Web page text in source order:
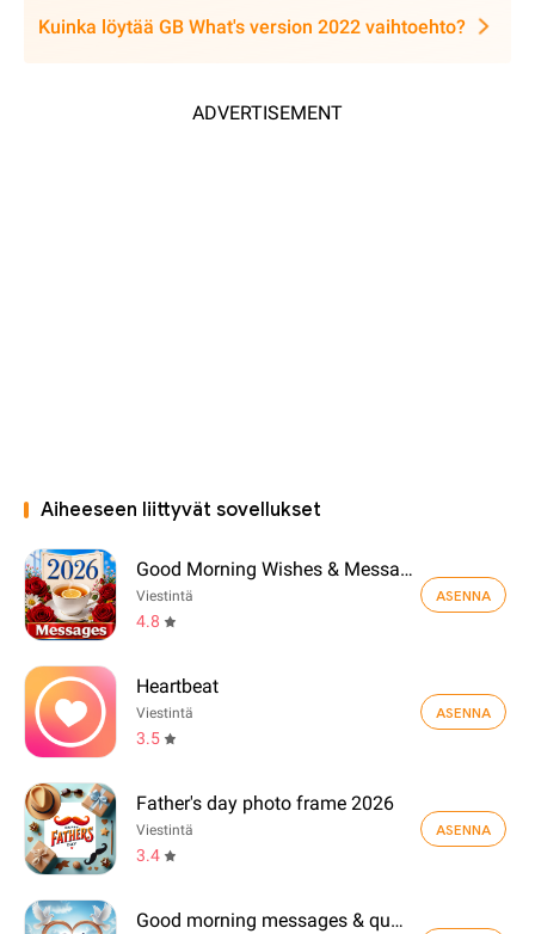
Kuinka löytää GB What's version 2022 vaihtoehto?
ADVERTISEMENT
Aiheeseen liittyvät sovellukset
Good Morning Wishes & Messages
Viestintä
4.8
ASENNA
Heartbeat
Viestintä
3.5
ASENNA
Father's day photo frame 2026
Viestintä
3.4
ASENNA
Good morning messages & quotes